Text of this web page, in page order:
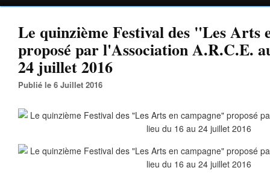
Le quinzième Festival des "Les Arts
proposé par l'Association A.R.C.E.
24 juillet 2016
Publié le 6 Juillet 2016